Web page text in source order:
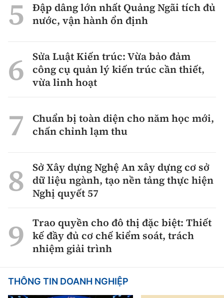
Đập dâng lớn nhất Quảng Ngãi tích đủ
nước, vận hành ổn định
Sửa Luật Kiến trúc: Vừa bảo đảm
công cụ quản lý kiến trúc cần thiết,
vừa linh hoạt
Chuẩn bị toàn diện cho năm học mới,
chấn chỉnh lạm thu
Sở Xây dựng Nghệ An xây dựng cơ sở
dữ liệu ngành, tạo nền tảng thực hiện
Nghị quyết 57
Trao quyền cho đô thị đặc biệt: Thiết
kế đầy đủ cơ chế kiểm soát, trách
nhiệm giải trình
THÔNG TIN DOANH NGHIỆP